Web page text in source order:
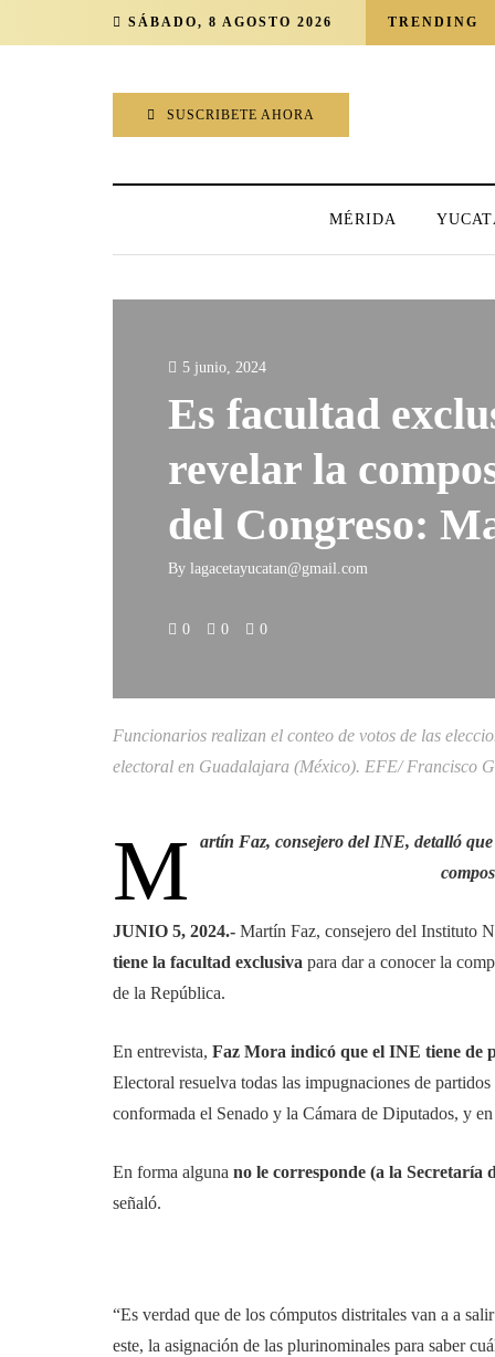
SÁBADO, 8 AGOSTO 2026 TRENDING
SUSCRIBETE AHORA
MÉRIDA
5 junio, 2024
Es facultad
revelar la
del Congreso:
By lagacetayucatan@gmail.com
0 0 0
Funcionarios realizan el conteo de votos de las
electoral en Guadalajara (México). EFE/ Francisco
M
artín Faz, consejero del INE, detalló
JUNIO 5, 2024.- Martín Faz, consejero del Instituto
tiene la facultad exclusiva para dar a conocer la
de la República.
En entrevista, Faz Mora indicó que el INE tiene de
Electoral resuelva todas las impugnaciones de
conformada el Senado y la Cámara de Diputados, y
En forma alguna no le corresponde (a la Secretaría
señaló.
“Es verdad que de los cómputos distritales van a a
este, la asignación de las plurinominales para saber